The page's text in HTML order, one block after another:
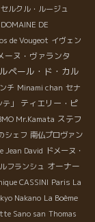
ルクル・ルージュ
DOMAINE DE
de Vougeot イヴェン
ーヌ・ヴァランタ
ルペール・ド・カル
チ Minami chan セナ
」
ティエリー・ピ
Mr.Kamata ステフ
シェフ 南仏プロヴァン
Jean David ドメーヌ・
フランシュ オーナー
CASSINI Paris La
Nakano La Boème
Sano san Thomas